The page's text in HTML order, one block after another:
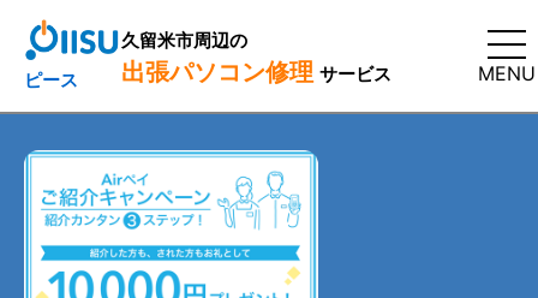
ピース
久留米市周辺の
出張パソコン修理 サービス MENU